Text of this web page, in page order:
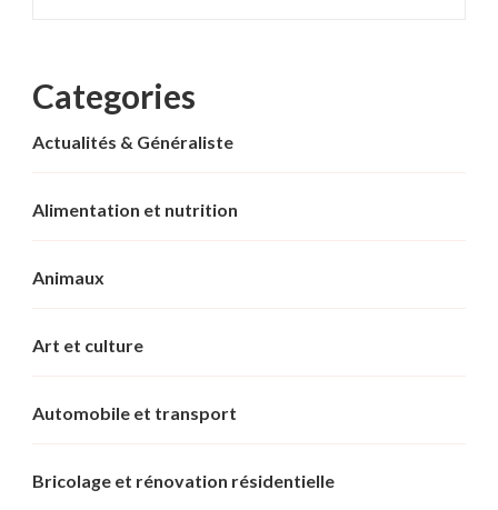
Categories
Actualités & Généraliste
Alimentation et nutrition
Animaux
Art et culture
Automobile et transport
Bricolage et rénovation résidentielle